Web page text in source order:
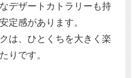
デザートカトラリーも持
定感があります。
は、ひとくちを大きく楽
りです。